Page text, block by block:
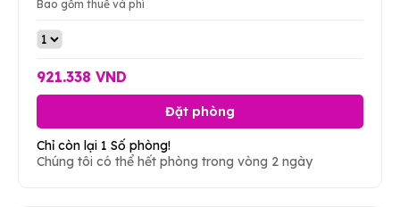
Bao gồm thuế và phí
921.338 VND
Đặt phòng
Chỉ còn lại 1 Số phòng!
Chúng tôi có thể hết phòng trong vòng 2 ngày